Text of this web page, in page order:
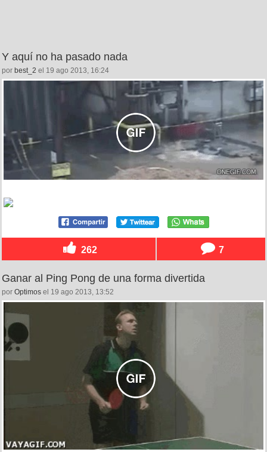
Y aquí no ha pasado nada
por best_2 el 19 ago 2013, 16:24
262 7
Ganar al Ping Pong de una forma divertida
por Optimos el 19 ago 2013, 13:52